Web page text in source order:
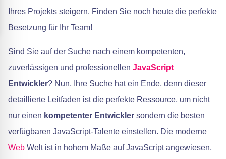
Ihres Projekts steigern. Finden Sie noch heute die perfekte
Besetzung für Ihr Team!
Sind Sie auf der Suche nach einem kompetenten,
zuverlässigen und professionellen JavaScript
Entwickler? Nun, Ihre Suche hat ein Ende, denn dieser
detaillierte Leitfaden ist die perfekte Ressource, um nicht
nur einen kompetenter Entwickler sondern die besten
verfügbaren JavaScript-Talente einstellen. Die moderne
Web Welt ist in hohem Maße auf JavaScript angewiesen,